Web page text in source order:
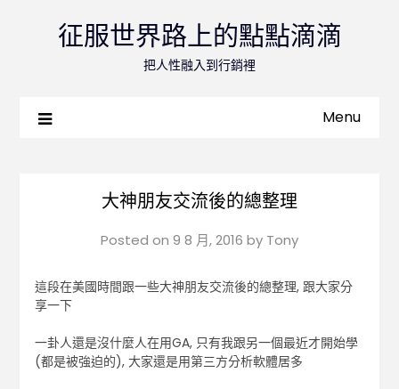
征服世界路上的點點滴滴
把人性融入到行銷裡
Menu
大神朋友交流後的總整理
Posted on 9 8 月, 2016 by Tony
這段在美國時間跟一些大神朋友交流後的總整理, 跟大家分
享一下
一卦人還是沒什麼人在用GA, 只有我跟另一個最近才開始學
(都是被強迫的), 大家還是用第三方分析軟體居多